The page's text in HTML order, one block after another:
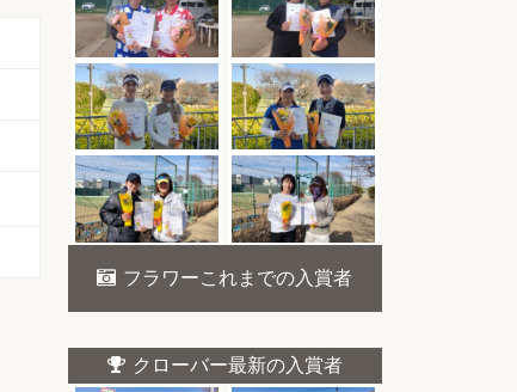
フラワーこれまでの入賞者
クローバー最新の入賞者